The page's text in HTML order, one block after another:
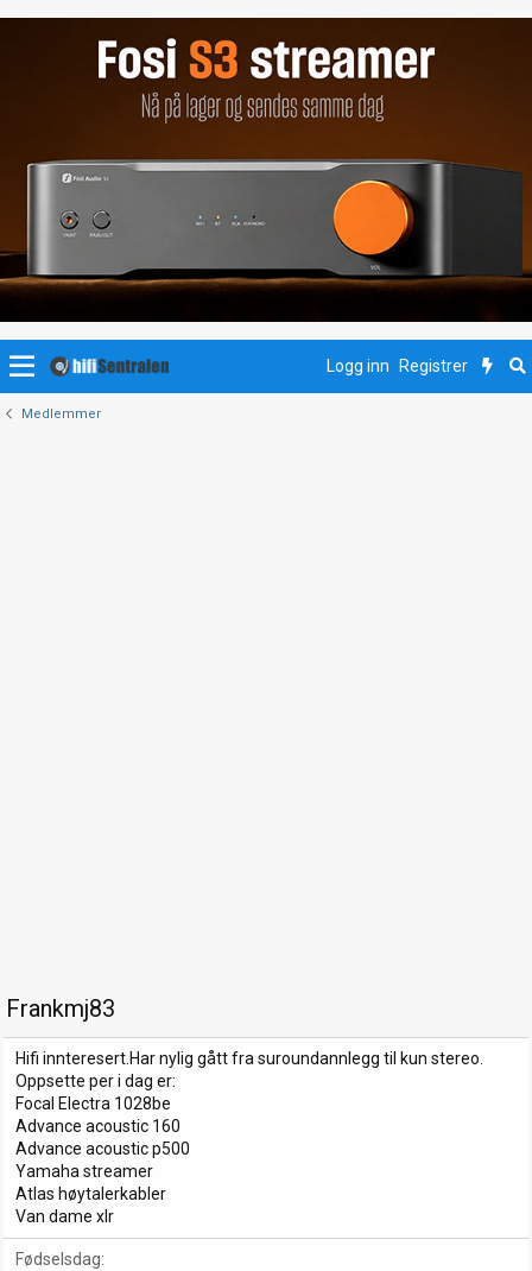
Logg inn Registrer
Medlemmer
Frankmj83
Hifi innteresert.Har nylig gått fra suroundannlegg til kun stereo.
Oppsette per i dag er:
Focal Electra 1028be
Advance acoustic 160
Advance acoustic p500
Yamaha streamer
Atlas høytalerkabler
Van dame xlr
Fødselsdag